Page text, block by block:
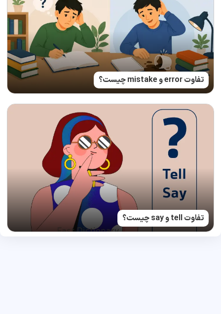
تفاوت error و mistake چیست؟
تفاوت tell و say چیست؟